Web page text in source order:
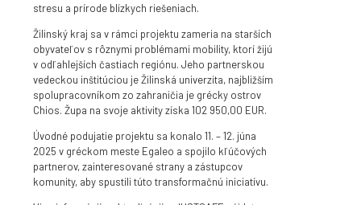
stresu a prírode blízkych riešeniach.
Žilinský kraj sa v rámci projektu zameria na starších
obyvateľov s rôznymi problémami mobility, ktorí žijú
v odľahlejších častiach regiónu. Jeho partnerskou
vedeckou inštitúciou je Žilinská univerzita, najbližším
spolupracovníkom zo zahraničia je grécky ostrov
Chios. Župa na svoje aktivity získa 102 950,00 EUR.
Úvodné podujatie projektu sa konalo 11. – 12. júna
2025 v gréckom meste Egaleo a spojilo kľúčových
partnerov, zainteresované strany a zástupcov
komunity, aby spustili túto transformačnú iniciatívu.